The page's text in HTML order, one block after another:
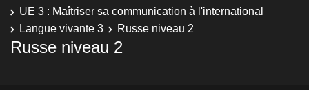
UE 3 : Maîtriser sa communication à l'international
Langue vivante 3
Russe niveau 2
Russe niveau 2